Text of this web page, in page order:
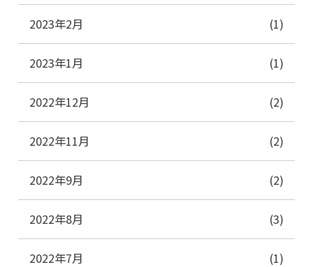
2023年2月 (1)
2023年1月 (1)
2022年12月 (2)
2022年11月 (2)
2022年9月 (2)
2022年8月 (3)
2022年7月 (1)